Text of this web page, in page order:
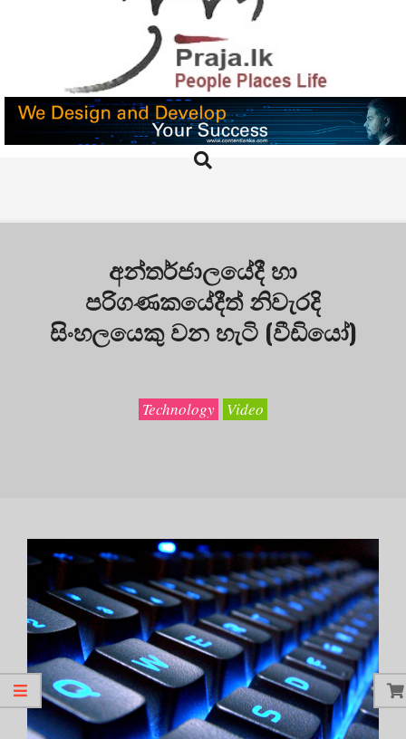
PRAJA.LK
Search
අන්තර්ජාලයේදී හා
පරිගණකයේදීත් නිවැරදි
සිංහලයෙකු වන හැටි (වීඩියෝ)
Technology Video